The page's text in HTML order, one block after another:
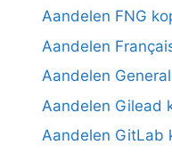
Aandelen FNG
Aandelen
Aandelen
Aandelen Gilead
Aandelen GitLab